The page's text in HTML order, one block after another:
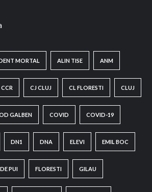
MORTAL ALIN TISE ANM
CCR CJ CLUJ CL FLORESTI CLUJ
GALBEN COVID COVID-19
DN1 DNA ELEVI EMIL BOC
PUI FLORESTI GILAU